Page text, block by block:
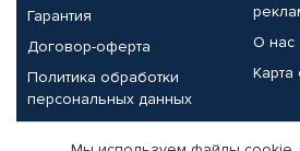
Гарантия
Договор-оферта
Политика обработки
персональных данных
О нас
Карта